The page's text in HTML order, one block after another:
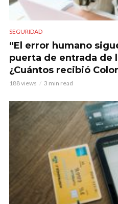
SEGURIDAD
“El error humano
puerta de entrada de
¿Cuántos recibió
188 views 3 min read